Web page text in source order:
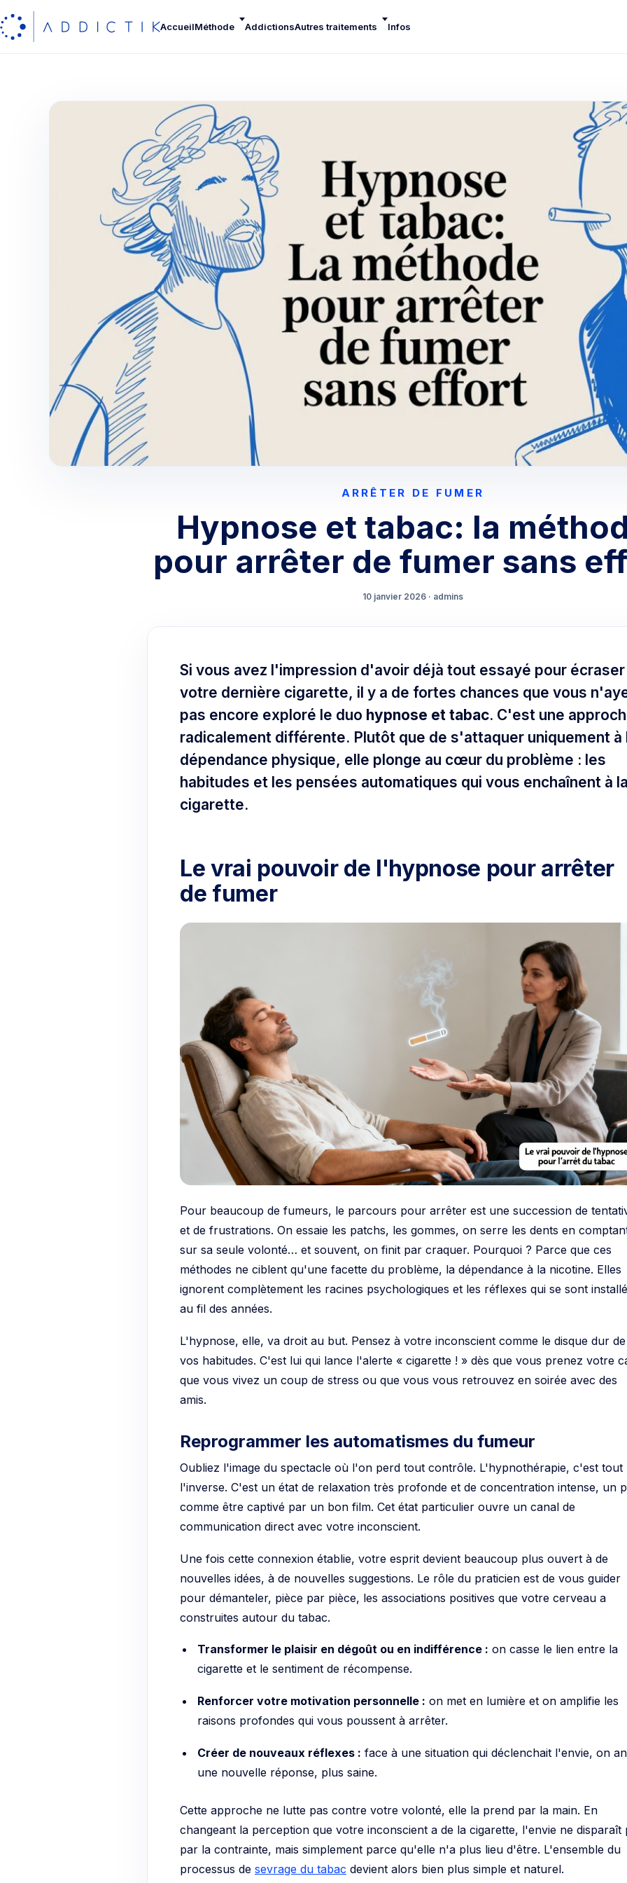
AccueilMéthode AddictionsAutres traitements Infos
ARRÊTER DE FUMER
Hypnose et tabac: la
pour arrêter de fumer sans
10 janvier 2026 · admins
Si vous avez l'impression d'avoir déjà tout essayé pour écraser
votre dernière cigarette, il y a de fortes chances que vous
pas encore exploré le duo hypnose et tabac. C'est une
radicalement différente. Plutôt que de s'attaquer uniquement à
dépendance physique, elle plonge au cœur du problème : les
habitudes et les pensées automatiques qui vous enchaînent à la
cigarette.
Le vrai pouvoir de l'hypnose pour arrêter
de fumer
Pour beaucoup de fumeurs, le parcours pour arrêter est une succession de
et de frustrations. On essaie les patchs, les gommes, on serre les dents en
sur sa seule volonté… et souvent, on finit par craquer. Pourquoi ? Parce que ces
méthodes ne ciblent qu'une facette du problème, la dépendance à la nicotine. Elles
ignorent complètement les racines psychologiques et les réflexes qui se sont
au fil des années.
L'hypnose, elle, va droit au but. Pensez à votre inconscient comme le disque dur de
vos habitudes. C'est lui qui lance l'alerte « cigarette ! » dès que vous prenez votre
que vous vivez un coup de stress ou que vous vous retrouvez en soirée avec des
amis.
Reprogrammer les automatismes du fumeur
Oubliez l'image du spectacle où l'on perd tout contrôle. L'hypnothérapie, c'est tout
l'inverse. C'est un état de relaxation très profonde et de concentration intense, un
comme être captivé par un bon film. Cet état particulier ouvre un canal de
communication direct avec votre inconscient.
Une fois cette connexion établie, votre esprit devient beaucoup plus ouvert à de
nouvelles idées, à de nouvelles suggestions. Le rôle du praticien est de vous guider
pour démanteler, pièce par pièce, les associations positives que votre cerveau a
construites autour du tabac.
Transformer le plaisir en dégoût ou en indifférence : on casse le lien entre la
cigarette et le sentiment de récompense.
Renforcer votre motivation personnelle : on met en lumière et on amplifie les
raisons profondes qui vous poussent à arrêter.
Créer de nouveaux réflexes : face à une situation qui déclenchait l'envie, on
une nouvelle réponse, plus saine.
Cette approche ne lutte pas contre votre volonté, elle la prend par la main. En
changeant la perception que votre inconscient a de la cigarette, l'envie ne disparaît
par la contrainte, mais simplement parce qu'elle n'a plus lieu d'être. L'ensemble du
processus de sevrage du tabac devient alors bien plus simple et naturel.